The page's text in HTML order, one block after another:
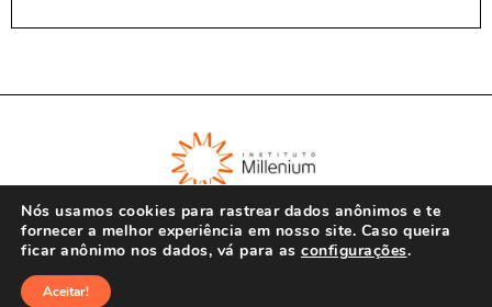
Nós usamos cookies para rastrear dados anônimos e te
fornecer a melhor experiência em nosso site. Caso queira
ficar anônimo nos dados, vá para as configurações.
Aceitar!